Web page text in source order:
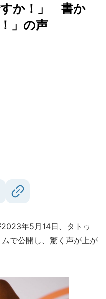
すか！」 書か
」の声
年5月14日、タトゥ
で公開し、驚く声が上が